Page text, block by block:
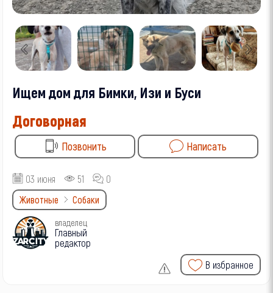
Ищем дом для Бимки, Изи и Буси
Договорная
Позвонить Написать
03 июня 51
0
Животные
Собаки
владелец
Главный
редактор
В избранное